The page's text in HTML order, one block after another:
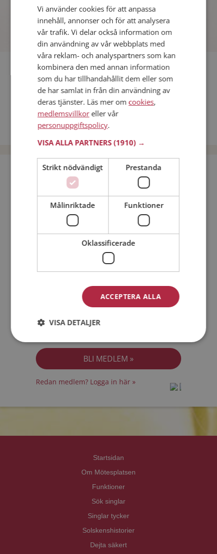
Fler singlar
Fler singelmän från Åstorp:Lee,Kim,Roshé
Kvinnor från Åstorp
Dejta kvinnor i Sverige
Dejta män i Sverige
Bli medlem utan kostnad!
Jag är en: Man Kvinna
Min ålder:
Jag accepterarMedlemsvillkoren
Redan medlem? Logga in här »
Startsidan
Om Mötesplatsen
Funktioner
Sök singlar
Singlar tycker
Solskenshistorier
Dejta säkert
Vi använder cookies för att anpassa
innehåll, annonser och för att analysera
vår trafik. Vi delar också information om
din användning av vår webbplats med
våra reklam- och analyspartners som kan
kombinera den med annan information
som du har tillhandahållit dem eller som
de har samlat in från din användning av
deras tjänster. Läs mer om cookies,
medlemsvillkoreller vår
personuppgiftspolicy.
VISA ALLA PARTNERS(1910) →
Strikt nödvändigt Prestanda
Målinriktade Funktioner
Oklassificerade
ACCEPTERA ALLA
VISA DETALJER